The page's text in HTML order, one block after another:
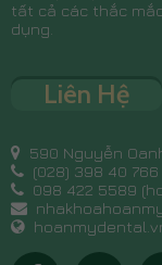
tất cả các thắc
dụng.
Liên Hệ
590 Nguyễn
(028) 398 40 766
098 422 5589